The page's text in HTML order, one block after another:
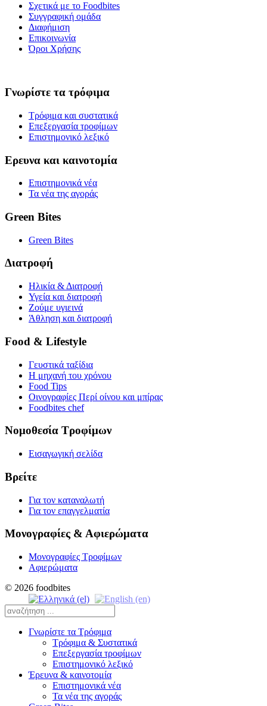
Σχετικά με το Foodbites
Συγγραφική ομάδα
Διαφήμιση
Επικοινωνία
Όροι Χρήσης
Γνωρίστε τα τρόφιμα
Τρόφιμα και συστατικά
Επεξεργασία τροφίμων
Επιστημονικό λεξικό
Ερευνα και καινοτομία
Επιστημονικά νέα
Τα νέα της αγοράς
Green Bites
Green Bites
Διατροφή
Ηλικία & Διατροφή
Υγεία και διατροφή
Ζούμε υγιεινά
Άθληση και διατροφή
Food & Lifestyle
Γευστικά ταξίδια
Η μηχανή του χρόνου
Food Tips
Οινογραφίες Περί οίνου και μπίρας
Foodbites chef
Νομοθεσία Τροφίμων
Εισαγωγική σελίδα
Βρείτε
Για τον καταναλωτή
Για τον επαγγελματία
Μονογραφίες & Αφιερώματα
Μονογραφίες Τροφίμων
Αφιερώματα
© 2026 foodbites
Γνωρίστε τα Τρόφιμα
Τρόφιμα & Συστατικά
Επεξεργασία τροφίμων
Επιστημονικό λεξικό
Έρευνα & καινοτομία
Επιστημονικά νέα
Τα νέα της αγοράς